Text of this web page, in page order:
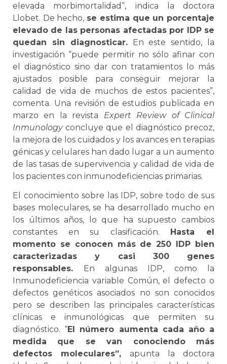
elevada morbimortalidad”, indica la doctora
Llobet. De hecho, se estima que un porcentaje
elevado de las personas afectadas por IDP se
quedan sin diagnosticar.En este sentido, la
investigación “puede permitir no sólo afinar con
el diagnóstico sino dar con tratamientos lo más
ajustados posible para conseguir mejorar la
calidad de vida de muchos de estos pacientes”,
comenta. Una revisión de estudios publicada en
marzo en la revista Expert Review of Clinical
Inmunologyconcluye que el diagnóstico precoz,
la mejora de los cuidados y los avances en terapias
génicas y celulares han dado lugar a un aumento
de las tasas de supervivencia y calidad de vida de
los pacientes con inmunodeficiencias primarias.
El conocimiento sobre las IDP, sobre todo de sus
bases moleculares, se ha desarrollado mucho en
los últimos años, lo que ha supuesto cambios
constantes en su clasificación.
Hasta el
momento se conocen más de 250 IDP bien
caracterizadas y casi 300 genes
responsables.
En algunas IDP, como la
Inmunodeficiencia variable Común, el defecto o
defectos genéticos asociados no son conocidos
pero se describen las principales características
clínicas e inmunológicas que permiten su
diagnóstico. “El número aumenta cada año a
medida que se van conociendo más
defectos moleculares”, apunta la doctora